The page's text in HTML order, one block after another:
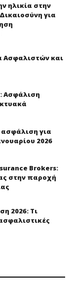
ηλικία στην
για
Ασφαλιστών και
Ασφάλιση
για
2026
Brokers:
στην παροχή
2026: Τι